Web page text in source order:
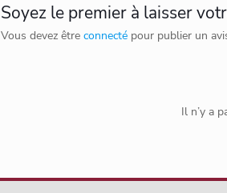
Soyez le premier à laisser
Vous devez être connecté pour publier un
Il n’y a